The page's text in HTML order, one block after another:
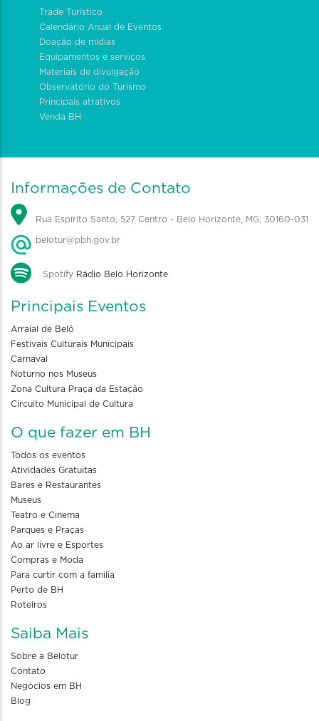
Trade Turístico
Calendário Anual de Eventos
Doação de mídias
Equipamentos e serviços
Materiais de divulgação
Observatório do Turismo
Principais atrativos
Venda BH
Informações de Contato
Rua Espírito Santo, 527 Centro - Belo Horizonte, MG, 30160-031
belotur@pbh.gov.br
Spotify Rádio Belo Horizonte
Principais Eventos
Arraial de Belô
Festivais Culturais Municipais
Carnaval
Noturno nos Museus
Zona Cultura Praça da Estação
Circuito Municipal de Cultura
O que fazer em BH
Todos os eventos
Atividades Gratuitas
Bares e Restaurantes
Museus
Teatro e Cinema
Parques e Praças
Ao ar livre e Esportes
Compras e Moda
Para curtir com a familia
Perto de BH
Roteiros
Saiba Mais
Sobre a Belotur
Contato
Negócios em BH
Blog